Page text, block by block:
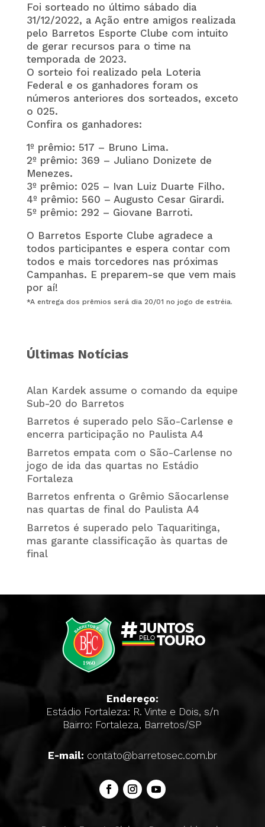
Foi sorteado no último sábado dia
31/12/2022, a Ação entre amigos realizada
pelo Barretos Esporte Clube com intuito
de gerar recursos para o time na
temporada de 2023.
O sorteio foi realizado pela Loteria
Federal e os ganhadores foram os
números anteriores dos sorteados, exceto
o 025.
Confira os ganhadores:
1º prêmio: 517 – Bruno Lima.
2º prêmio: 369 – Juliano Donizete de
Menezes.
3º prêmio: 025 – Ivan Luiz Duarte Filho.
4º prêmio: 560 – Augusto Cesar Girardi.
5º prêmio: 292 – Giovane Barroti.
O Barretos Esporte Clube agradece a
todos participantes e espera contar com
todos e mais torcedores nas próximas
Campanhas. E preparem-se que vem mais
por aí!
*A entrega dos prêmios será dia 20/01 no jogo de estréia.
Últimas Notícias
Alan Kardek assume o comando da equipe
Sub-20 do Barretos
Barretos é superado pelo São-Carlense e
encerra participação no Paulista A4
Barretos empata com o São-Carlense no
jogo de ida das quartas no Estádio
Fortaleza
Barretos enfrenta o Grêmio Sãocarlense
nas quartas de final do Paulista A4
Barretos é superado pelo Taquaritinga,
mas garante classificação às quartas de
final
Endereço:
Estádio Fortaleza: R. Vinte e Dois, s/n
Bairro: Fortaleza, Barretos/SP
E-mail: contato@barretosec.com.br